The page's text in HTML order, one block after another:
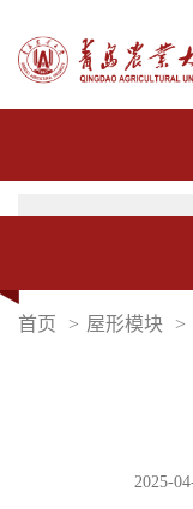
首页 > 屋形模块 >
2025-